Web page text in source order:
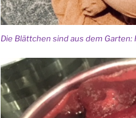
Die Blättchen sind aus dem